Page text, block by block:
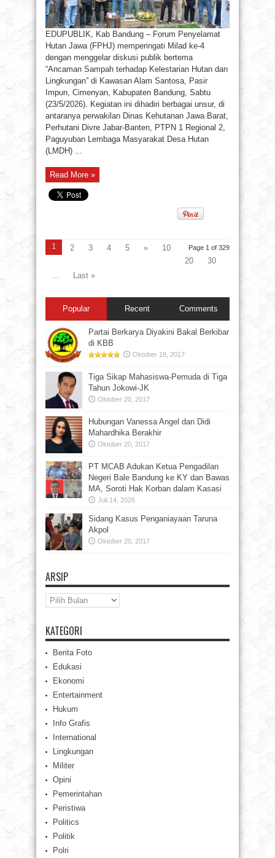
EDUPUBLIK, Kab Bandung – Forum Penyelamat
Hutan Jawa (FPHJ) memperingati Milad ke-4
dengan menggelar diskusi publik bertema
“Ancaman Sampah terhadap Kelestarian Hutan dan
Lingkungan” di Kawasan Alam Santosa, Pasir
Impun, Cimenyan, Kabupaten Bandung, Sabtu
(23/5/2026). Kegiatan ini dihadiri berbagai unsur, di
antaranya perwakilan Dinas Kehutanan Jawa Barat,
Perhutani Divre Jabar-Banten, PTPN 1 Regional 2,
Paguyuban Lembaga Masyarakat Desa Hutan
(LMDH) ...
Read More »
Page 1 of 329
1 2 3 4 5 »
10
20
30
...
Last »
Popular Recent Comments
Partai Berkarya Diyakini Bakal Berkibar
di KBB
Oktober 19, 2017
Tiga Sikap Mahasiswa-Pemuda di Tiga
Tahun Jokowi-JK
Oktober 20, 2017
Hubungan Vanessa Angel dan Didi
Mahardhika Berakhir
Oktober 20, 2017
PT MCAB Adukan Ketua Pengadilan
Negeri Bale Bandung ke KY dan Bawas
MA, Soroti Hak Korban dalam Kasasi
Juli 14, 2026
Sidang Kasus Penganiayaan Taruna
Akpol
Oktober 20, 2017
ARSIP
Arsip
KATEGORI
Berita Foto
Edukasi
Ekonomi
Entertainment
Hukum
Info Grafis
International
Lingkungan
Militer
Opini
Pemerintahan
Peristiwa
Politics
Politik
Polri